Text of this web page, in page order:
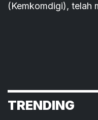
(Kemkomdigi), telah
TRENDING